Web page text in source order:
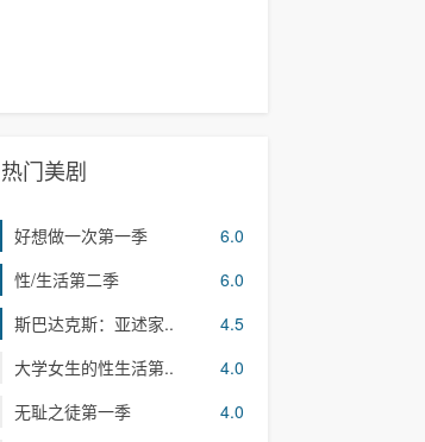
热门美剧
好想做一次第一季 6.0
性/生活第二季 6.0
斯巴达克斯：亚述家.. 4.5
大学女生的性生活第.. 4.0
无耻之徒第一季 4.0